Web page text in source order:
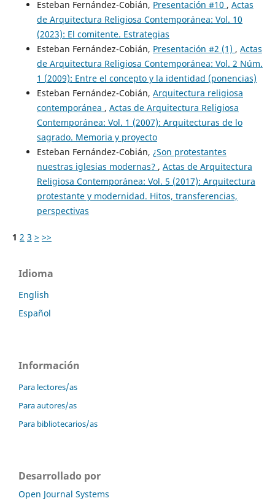
Esteban Fernández-Cobián, Presentación #10 , Actas
de Arquitectura Religiosa Contemporánea: Vol. 10
(2023): El comitente. Estrategias
Esteban Fernández-Cobián, Presentación #2 (1) , Actas
de Arquitectura Religiosa Contemporánea: Vol. 2 Núm.
1 (2009): Entre el concepto y la identidad (ponencias)
Esteban Fernández-Cobián, Arquitectura religiosa
contemporánea , Actas de Arquitectura Religiosa
Contemporánea: Vol. 1 (2007): Arquitecturas de lo
sagrado. Memoria y proyecto
Esteban Fernández-Cobián, ¿Son protestantes
nuestras iglesias modernas? , Actas de Arquitectura
Religiosa Contemporánea: Vol. 5 (2017): Arquitectura
protestante y modernidad. Hitos, transferencias,
perspectivas
1 2 3 > >>
Idioma
English
Español
Información
Para lectores/as
Para autores/as
Para bibliotecarios/as
Desarrollado por
Open Journal Systems